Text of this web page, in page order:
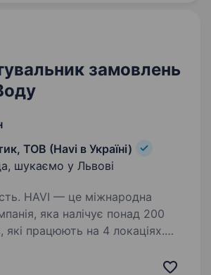
замовлень
ТОВ (Havi в Україні)
шукаємо у Львові
яка налічує понад 200
які працюють на 4 локаціях.
транспортного та складського